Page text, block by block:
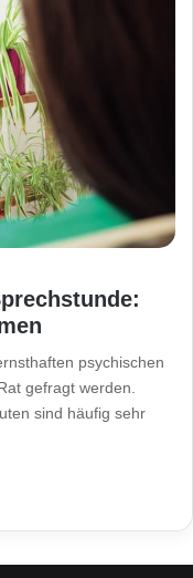
psychischen
gefragt werden.
sind häufig sehr